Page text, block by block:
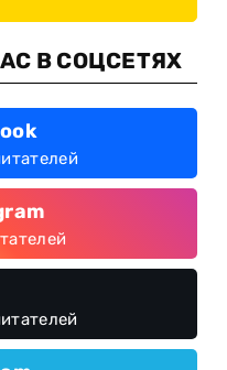
В СОЦСЕТЯХ